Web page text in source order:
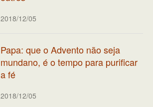
2018/12/05
Papa: que o Advento não seja
mundano, é o tempo para purificar
a fé
2018/12/05